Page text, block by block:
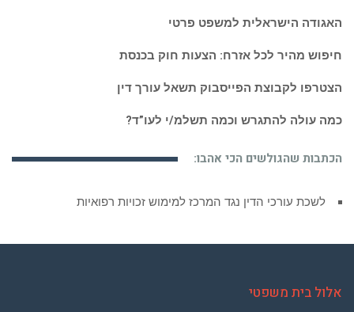
האגודה הישראלית למשפט פרטי
חיפוש מהיר לכל אזרח: הצעות חוק בכנסת
הצטרפו לקבוצת הפייסבוק תשאל עורך דין
כמה עולה להתגרש וכמה תשלמ/י לעו”ד?
הכתבות שהגולשים הכי אהבו:
לשכת עורכי הדין נגד המרכז למימוש זכויות רפואיות
אלול בית משפטי